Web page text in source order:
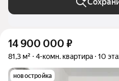
14 900 000 ₽
81,3 м² 4-комн. квартира 10
новостройка